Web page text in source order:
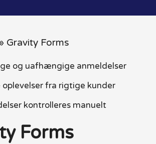
Gravity Forms
og uafhængige anmeldelser
oplevelser fra rigtige kunder
kontrolleres manuelt
Forms